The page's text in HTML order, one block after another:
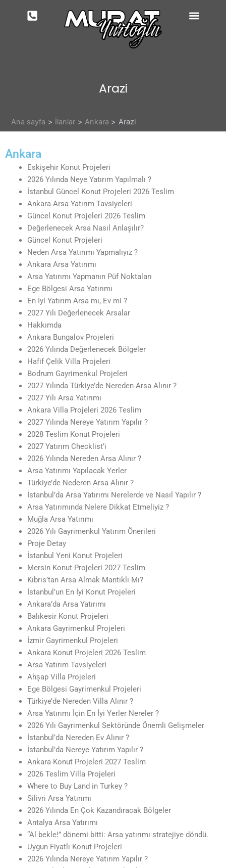
Arazi
Ana sayfa İlanlar Ankara Arazi
Ankara
Eskişehir Konut Projeleri
2026 Yılında Neye Yatırım Yapılmalı ?
İstanbul Güncel Konut Projeleri 2026 Teslim
Ankara Arsa Yatırım Tavsiyeleri
Güncel Konut Projeleri 2026 Teslim
Değerlenecek Arsa Nasıl Anlaşılır?
Güncel Konut Projeleri
Neden Arsa Yatırımı Yapmalıyız ?
Ankara Arsa Yatırımı
Arsa Yatırımı Yapmanın Püf Noktaları
Ege Bölgesi Arsa Yatırımı
En İyi Yatırım Arsa mı, Ev mi ?
2027 Yılı Değerlenecek Arsalar
Hakkımda
Ankara Bungalov Projeleri
2026 Yılında Değerlenecek Bölgeler
Hafif Çelik Villa Projeleri
Bodrum Gayrimenkul Projeleri
2027 Yılında Türkiye’de Nereden Arsa Alınır ?
2027 Yılı Arsa Yatırımı
Ankara Villa Projeleri 2026 Teslim
2027 Yılında Nereye Yatırım Yapılır ?
2028 Teslim Konut Projeleri
2027 Yatırım Checklist’i
2026 Yılında Nereden Arsa Alınır ?
Arsa Yatırımı Yapılacak Yerler
Türkiye’de Nederen Arsa Alınır ?
İstanbul’da Arsa Yatırımı Nerelerde ve Nasıl Yapılır ?
Arsa Yatırımında Nelere Dikkat Etmeliyiz ?
Muğla Arsa Yatırımı
2026 Yılı Gayrimenkul Yatırım Önerileri
Proje Detay
İstanbul Yeni Konut Projeleri
Mersin Konut Projeleri 2027 Teslim
Kıbrıs’tan Arsa Almak Mantıklı Mı?
İstanbul’un En İyi Konut Projeleri
Ankara’da Arsa Yatırımı
Balıkesir Konut Projeleri
Ankara Gayrimenkul Projeleri
İzmir Gayrimenkul Projeleri
Ankara Konut Projeleri 2026 Teslim
Arsa Yatırım Tavsiyeleri
Ahşap Villa Projeleri
Ege Bölgesi Gayrimenkul Projeleri
Türkiye’de Nereden Villa Alınır ?
Arsa Yatırımı İçin En İyi Yerler Nereler ?
2026 Yılı Gayrimenkul Sektöründe Önemli Gelişmeler
İstanbul’da Nereden Ev Alınır ?
İstanbul’da Nereye Yatırım Yapılır ?
Ankara Konut Projeleri 2027 Teslim
2026 Teslim Villa Projeleri
Where to Buy Land in Turkey ?
Silivri Arsa Yatırımı
2026 Yılında En Çok Kazandıracak Bölgeler
Antalya Arsa Yatırımı
“Al bekle!” dönemi bitti: Arsa yatırımı stratejiye döndü.
Uygun Fiyatlı Konut Projeleri
2026 Yılında Nereye Yatırım Yapılır ?